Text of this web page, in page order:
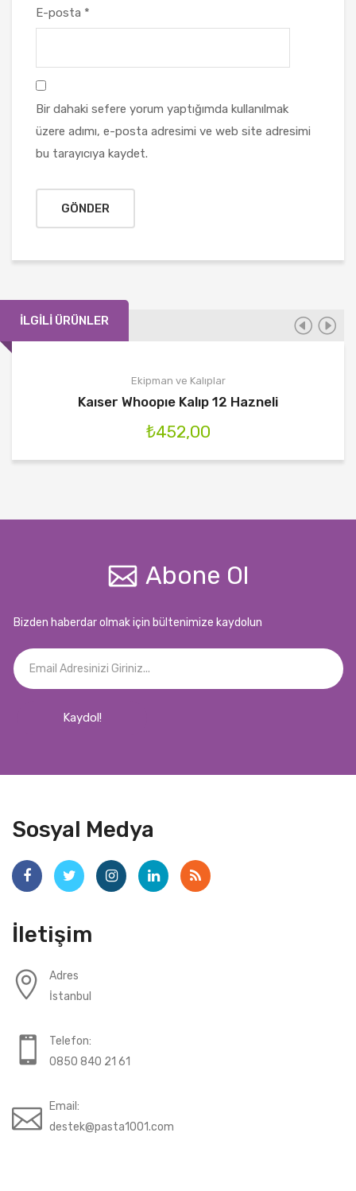
E-posta *
Bir dahaki sefere yorum yaptığımda kullanılmak
üzere adımı, e-posta adresimi ve web site adresimi
bu tarayıcıya kaydet.
İLGILI ÜRÜNLER
Ekipman ve Kalıplar
Kaıser Whoopıe Kalıp 12 Hazneli
₺452,00
Abone Ol
Bizden haberdar olmak için bültenimize kaydolun
Kaydol!
Sosyal Medya
İletişim
Adres
İstanbul
Telefon:
0850 840 21 61
Email:
destek@pasta1001.com